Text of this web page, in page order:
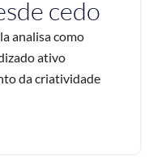
cedo
analisa como
ativo
da criatividade